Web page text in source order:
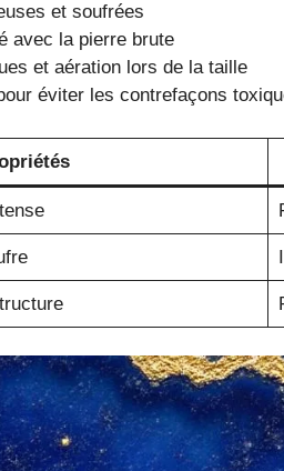
et soufrées
avec la pierre brute
et aération lors de la taille
éviter les contrefaçons